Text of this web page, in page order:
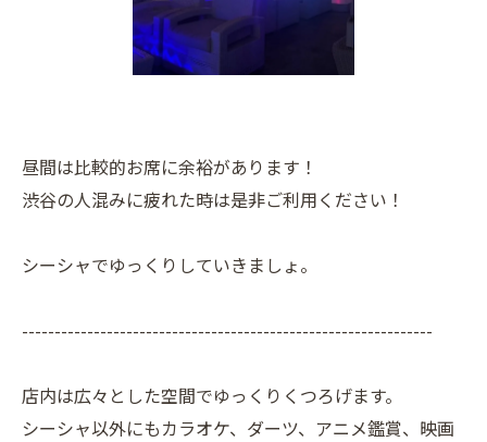
昼間は比較的お席に余裕があります！
渋谷の人混みに疲れた時は是非ご利用ください！
シーシャでゆっくりしていきましょ。
---------------------------------------------------------------
店内は広々とした空間でゆっくりくつろげます。
シーシャ以外にもカラオケ、ダーツ、アニメ鑑賞、映画